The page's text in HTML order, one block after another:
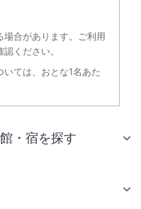
場合があります。ご利用
ください。
ては、おとな1名あた
・宿を探す